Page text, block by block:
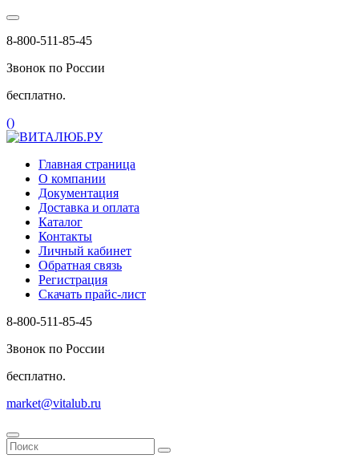
8-800-511-85-45
Звонок по России
бесплатно.
()
Главная страница
О компании
Документация
Доставка и оплата
Каталог
Контакты
Личный кабинет
Обратная связь
Регистрация
Скачать прайс-лист
8-800-511-85-45
Звонок по России
бесплатно.
market@vitalub.ru